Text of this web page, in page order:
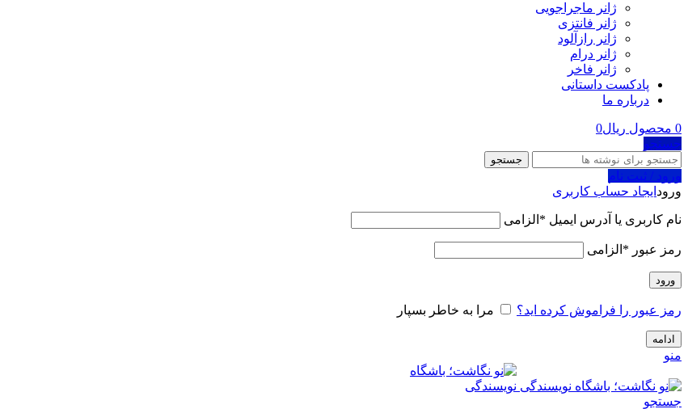
ژانر ماجراجویی
ژانر فانتزی
ژانر رازآلود
ژانر درام
ژانر فاخر
پادکست‌‌ داستانی
درباره ما
0 محصول ریال0
جستجو
جستجو
ورود / ثبت نام
ورود ایجاد حساب کاربری
نام کاربری یا آدرس ایمیل * الزامی
رمز عبور * الزامی
ورود
رمز عبور را فراموش کرده اید؟ مرا به خاطر بسپار
ادامه
منو
جستجو